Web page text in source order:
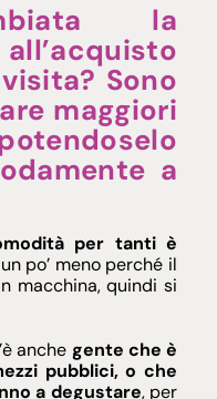
la
Sono
maggiori
a
per tanti è
po’ meno perché il
macchina, quindi si
anche gente che è
pubblici, o che
a degustare, per